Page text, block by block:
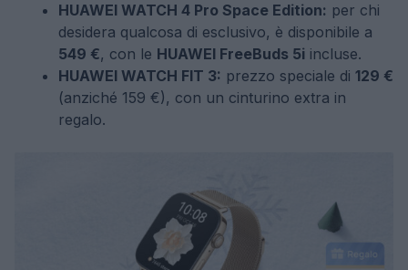
HUAWEI WATCH 4 Pro Space Edition: per chi
desidera qualcosa di esclusivo, è disponibile a
549 €, con le HUAWEI FreeBuds 5i incluse.
HUAWEI WATCH FIT 3: prezzo speciale di 129 €
(anziché 159 €), con un cinturino extra in
regalo.